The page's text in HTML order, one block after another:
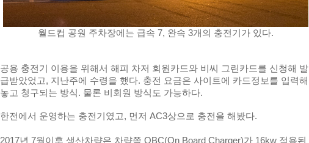
월드컵 공원 주차장에는 급속 7, 완속 3개의 충전기가 있다.
공용 충전기 이용을 위해서 해피 차저 회원카드와 비씨 그린카드를 신청해 발
급받았었고, 지난주에 수령을 했다. 충전 요금은 사이트에 카드정보를 입력해
놓고 청구되는 방식. 물론 비회원 방식도 가능하다.
한전에서 운영하는 충전기였고, 먼저 AC3상으로 충전을 해봤다.
2017년 7월이후 생산차량은 차량쪽 OBC(On Board Charger)가 16kw 적용된